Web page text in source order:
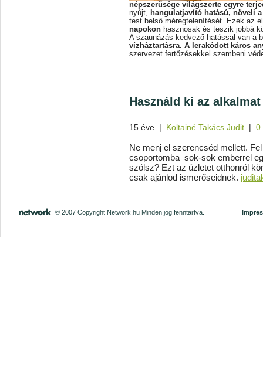
népszerűsége világszerte egyre
nyújt, hangulatjavító hatású, növeli
test belső méregtelenítését. Ezek az
napokon hasznosak és teszik jobbá
A szaunázás kedvező hatással van a
vízháztartásra. A lerakódott káros
szervezet fertőzésekkel szembeni
Használd ki az alkalmat
15 éve | Koltainé Takács Judit | 0
Ne menj el szerencséd mellett.
csoportomba sok-sok emberrel
szólsz? Ezt az üzletet otthonról
csak ajánlod ismerőseidnek.
© 2007 Copyright Network.hu Minden jog fenntartva.